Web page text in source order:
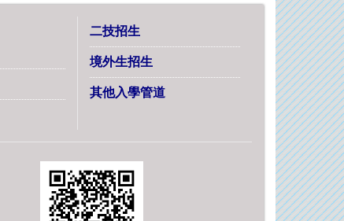
二技招生
境外生招生
其他入學管道